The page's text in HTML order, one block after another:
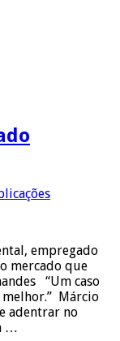
empregado
mercado que
“Um caso
Márcio
adentrar no
…